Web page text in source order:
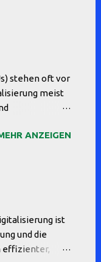
stehen oft vor
meist
starten und
mit
ANZEIGEN
ist
und die
effizienter,